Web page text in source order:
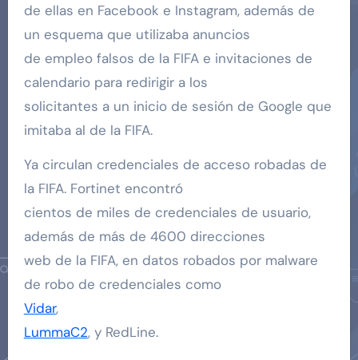
de ellas en Facebook e Instagram, además de
un esquema que utilizaba anuncios
de empleo falsos de la FIFA e invitaciones de
calendario para redirigir a los
solicitantes a un inicio de sesión de Google que
imitaba al de la FIFA.
Ya circulan credenciales de acceso robadas de
la FIFA. Fortinet encontró
cientos de miles de credenciales de usuario,
además de más de 4600 direcciones
web de la FIFA, en datos robados por malware
de robo de credenciales como
Vidar,
LummaC2, y RedLine.